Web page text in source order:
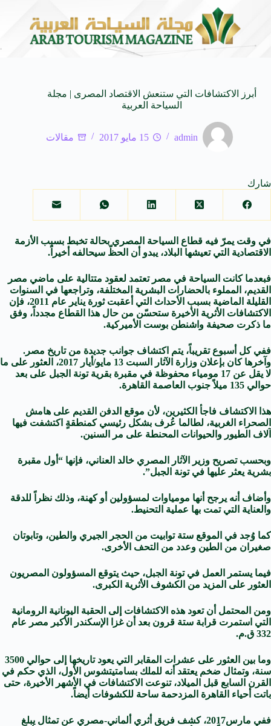
كيفنا.. في كل وجهة سحر خاص* افتتاح اكبر صالة
أبرز الاكتشافات التي ستنعش الاقتصاد المصرى | مجلة
السياحة العربية
admin 15 مايو 2017 مقالات
شارك
في وقت يمرّ فيه قطاع السياحة المصري بحالة تخبط بسبب الأزمة
الاقتصادية التي تعيشها البلاد، يبدو أن الحظّ سيحالفه أخيراً.
فبعدما كانت السياحة في مصر تعتمد لعقود متتالية على ماضي مصر
القديم، المملوء بالحضارات البشرية المختلفة، وتراجعها في السنوات
القليلة الماضية بسبب الأحداث التي أعقبت ثورة يناير عام 2011، فإن
الاكتشافات الأثرية الأخيرة ستحسّن من حال هذا القطاع مجدداً، وفق
ما ذكرت صحيفة واشنطن بوست الأميركية.
ففي كل أسبوع تقريباً، يتم اكتشاف جوانب جديدة من تاريخ مصر.
وآخرها كان بإعلان وزارة الآثار السبت 13 مايو/أيار 2017، العثور على ما
لا يقل عن 17 مومياء
محفوظة في مقبرة بقرية تونة الجبل على بعد
حوالي 135 ميلاً جنوب العاصمة القاهرة.
هذا الاكتشاف فاجأ الكثيرين، لأن موقع الدفن القديم على هامش
الصحراء الغربية، لطالما عُرف بشكل رئيسي كمنطقةٍ اكتشفت فيها
آلاف الطيور والحيوانات المحنطة على مر السنين.
وبحسب تصريح وزير الآثار المصري خالد العناني، فإنها “أول مقبرة
بشرية يعثر عليها في تونة الجبل”.
وأضاف أنه يرجح أنها مومياوات لمسؤولين أو كهنة، وذلك نظراً للدقة
والعناية التي تمت بها عملية التحنيط.
كما وُجد في الموقع ستة توابيت من الحجر الجيري والطين، وتابوتان
صغيران من الطين وعدد من التحف الأخرى.
فيما يستمر العمل في تونة الجبل، حيث يتوقع المسؤولون المصريون
العثور على المزيد من الكشوف الأثرية الكبرى.
ومن المحتمل أن تعود هذه الاكتشافات إلى الحقبة اليونانية الرومانية
التي استمرت قرابة ستة قرون بعد أن غزا الإسكندر الأكبر مصر عام
332 ق.م.
وما بين العثور على عشرات المقابر التي يعود تاريخها إلى حوالي 3500
سنة، وتمثال ضخم يعتقد أنه للملك بسامتيتشوس الأول، الذي حكم في
القرن السابع قبل الميلاد، تنوعت الاكتشافات في الأشهر الأخيرة، حتى
باتت أحياء القاهرة المزدحمة ساحة للكشوفات أيضاً.
ففي مارس2017، كشف فريق أثري ألماني-مصري عن تمثال يبلغ